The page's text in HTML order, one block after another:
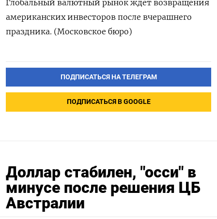
Глобальный валютный рынок ждет возвращения
американских инвесторов после вчерашнего
праздника. (Московское бюро)
ПОДПИСАТЬСЯ НА ТЕЛЕГРАМ
ПОДПИСАТЬСЯ В GOOGLE
Доллар стабилен, "осси" в
минусе после решения ЦБ
Австралии